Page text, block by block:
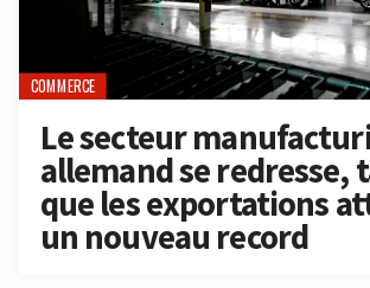
COMMERCE
Le secteur
allemand se redresse,
que les exportations
un nouveau record